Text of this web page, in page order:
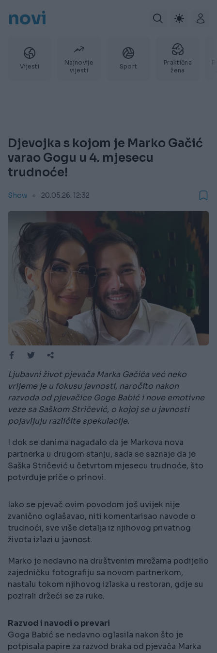
novi
Vijesti
Najnovije
vijesti
Sport
Praktična
žena
Djevojka s kojom je Marko Gačić
varao Gogu u 4. mjesecu
trudnoće!
Show 20.05.26. 12:32
Ljubavni život pjevača Marka Gačića već neko
vrijeme je u fokusu javnosti, naročito nakon
razvoda od pjevačice Go­ge Babić i nove emotivne
veze sa Saškom Stričević, o kojoj se u javnosti
pojavljuju različite spekulacije.
I dok se danima nagađalo da je Markova nova
partnerka u drugom stanju, sada se saznaje da je
Saška Stričević u četvrtom mjesecu trudnoće, što
potvrđuje priče o prinovi.
Iako se pjevač ovim povodom još uvijek nije
zvanično oglašavao, niti komentarisao navode o
trudnoći, sve više detalja iz njihovog privatnog
života izlazi u javnost.
Marko je nedavno na društvenim mrežama podijelio
zajedničku fotografiju sa novom partnerkom,
nastalu tokom njihovog izlaska u restoran, gdje su
pozirali držeći se za ruke.
Razvod i navodi o prevari
Goga Babić se nedavno oglasila nakon što je
potpisala papire za razvod braka od pjevača Marka